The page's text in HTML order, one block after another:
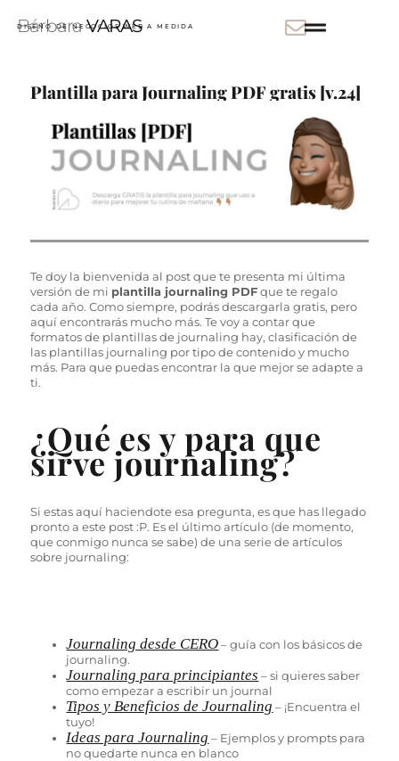
Bárbara VARAS
DISEÑO DE NEGOCIOS WEB A MEDIDA
Plantilla para Journaling PDF gratis [v.24]
Te doy la bienvenida al post que te presenta mi última
versión de mi plantilla journaling PDF que te regalo
cada año. Como siempre, podrás descargarla gratis, pero
aquí encontrarás mucho más. Te voy a contar que
formatos de plantillas de journaling hay, clasificación de
las plantillas journaling por tipo de contenido y mucho
más. Para que puedas encontrar la que mejor se adapte a
ti.
¿Qué es y para que
sirve journaling?
Si estas aquí haciendote esa pregunta, es que has llegado
pronto a este post :P. Es el último artículo (de momento,
que conmigo nunca se sabe) de una serie de artículos
sobre journaling:
Journaling desde CERO – guía con los básicos de
journaling.
Journaling para principiantes – si quieres saber
como empezar a escribir un journal
Tipos y Beneficios de Journaling – ¡Encuentra el
tuyo!
Ideas para Journaling – Ejemplos y prompts para
no quedarte nunca en blanco